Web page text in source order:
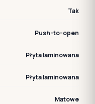
Tak
Push-to-open
Płyta laminowana
Płyta laminowana
Matowe